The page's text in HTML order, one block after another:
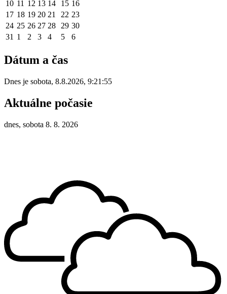
10 11 12 13 14 15 16
17 18 19 20 21 22 23
24 25 26 27 28 29 30
31 1 2 3 4 5 6
Dátum a čas
Dnes je sobota, 8.8.2026, 9:21:55
Aktuálne počasie
dnes, sobota 8. 8. 2026